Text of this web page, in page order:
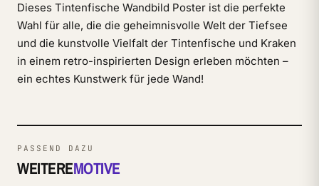
Dieses Tintenfische Wandbild Poster ist die perfekte
Wahl für alle, die die geheimnisvolle Welt der Tiefsee
und die kunstvolle Vielfalt der Tintenfische und Kraken
in einem retro-inspirierten Design erleben möchten –
ein echtes Kunstwerk für jede Wand!
PASSEND DAZU
WEITEREMOTIVE